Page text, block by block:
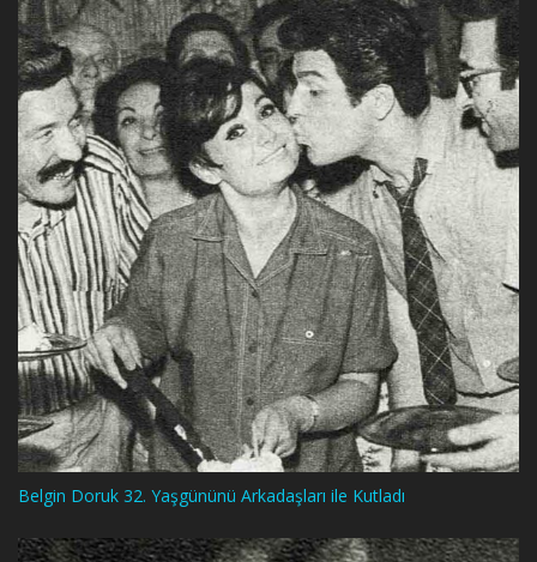
Belgin Doruk 32. Yaşgününü Arkadaşları ile Kutladı